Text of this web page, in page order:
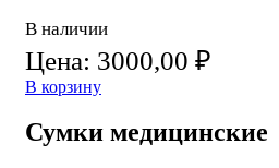
В наличии
Цена: 3000,00 ₽
В корзину
Сумки медицинские